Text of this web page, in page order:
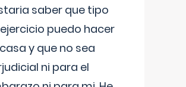
saber que tipo
puedo hacer
y que no sea
ni para el